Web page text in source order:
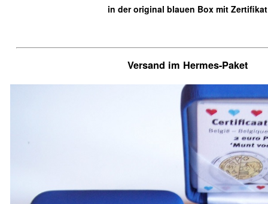
in der original blauen Box mit Zertifikat
Versand im Hermes-Paket